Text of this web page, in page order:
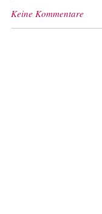
Keine Kommentare